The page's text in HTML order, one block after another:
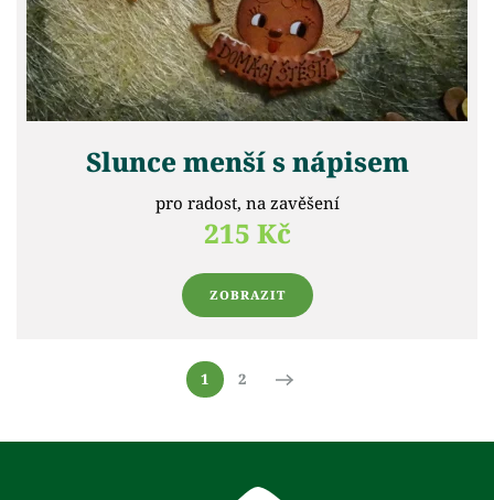
Slunce menší s nápisem
pro radost, na zavěšení
215 Kč
ZOBRAZIT
1 2